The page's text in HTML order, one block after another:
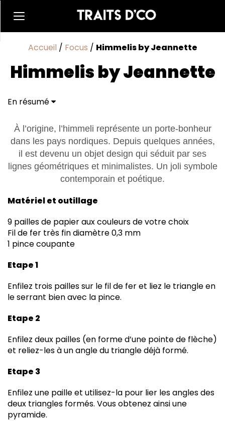
Accueil / Focus / Himmelis by Jeannette
Himmelis by Jeannette
En résumé
À l’origine, l’himmeli représente un porte-bonheur
dans les pays nordiques. Depuis quelques années,
il est devenu un objet design qui séduit par ses
lignes géométriques et minimalistes. Un joli symbole
contemporain et poétique.
Matériel et outillage
9 pailles de papier aux couleurs de votre choix
Fil de fer très fin diamètre 0,3 mm
1 pince coupante
Etape 1
Enfilez trois pailles sur le fil de fer et liez le triangle en
le serrant bien avec la pince.
Etape 2
Enfilez deux pailles (en forme d’une pointe de flèche)
et reliez-les à un angle du triangle déjà formé.
Etape 3
Enfilez une paille et utilisez-la pour lier les angles des
deux triangles formés. Vous obtenez ainsi une
pyramide.